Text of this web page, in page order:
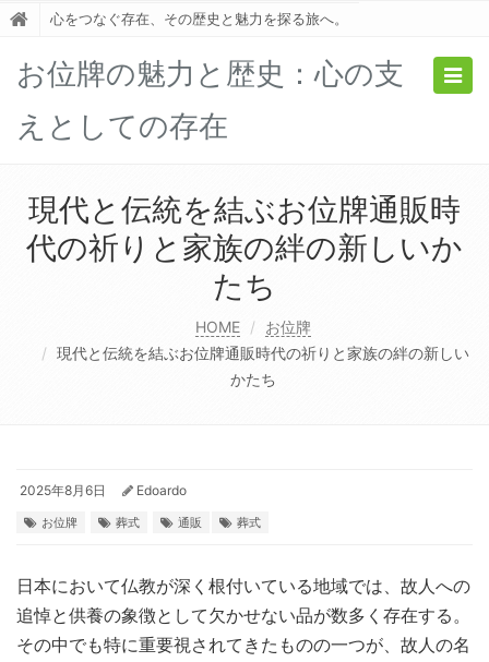
心をつなぐ存在、その歴史と魅力を探る旅へ。
お位牌の魅力と歴史：心の支
えとしての存在
現代と伝統を結ぶお位牌通販時
代の祈りと家族の絆の新しいか
たち
HOME
お位牌
現代と伝統を結ぶお位牌通販時代の祈りと家族の絆の新しい
かたち
2025年8月6日 Edoardo
お位牌 葬式 通販 葬式
日本において仏教が深く根付いている地域では、故人への
追悼と供養の象徴として欠かせない品が数多く存在する。
その中でも特に重要視されてきたものの一つが、故人の名